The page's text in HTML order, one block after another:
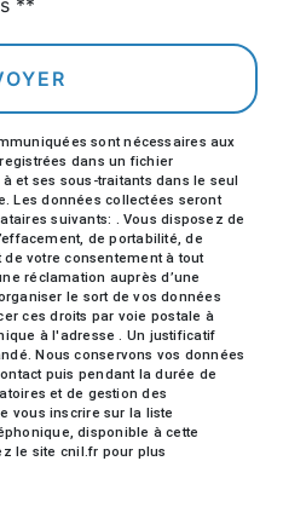
**
sont nécessaires aux
dans un fichier
et ses sous-traitants dans le seul
Les données collectées seront
suivants: . Vous disposez de
de portabilité, de
votre consentement à tout
réclamation auprès d’une
le sort de vos données
ces droits par voie postale à
à l'adresse . Un justificatif
Nous conservons vos données
puis pendant la durée de
et de gestion des
vous inscrire sur la liste
disponible à cette
le site cnil.fr pour plus